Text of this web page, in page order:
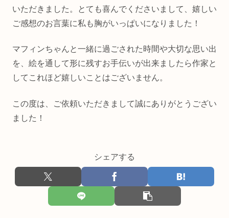
いただきました。とても喜んでくださいまして、嬉しい
ご感想のお言葉に私も胸がいっぱいになりました！
マフィンちゃんと一緒に過ごされた時間や大切な思い出
を、絵を通して形に残すお手伝いが出来ましたら作家と
してこれほど嬉しいことはございません。
この度は、ご依頼いただきまして誠にありがとうござい
ました！
シェアする